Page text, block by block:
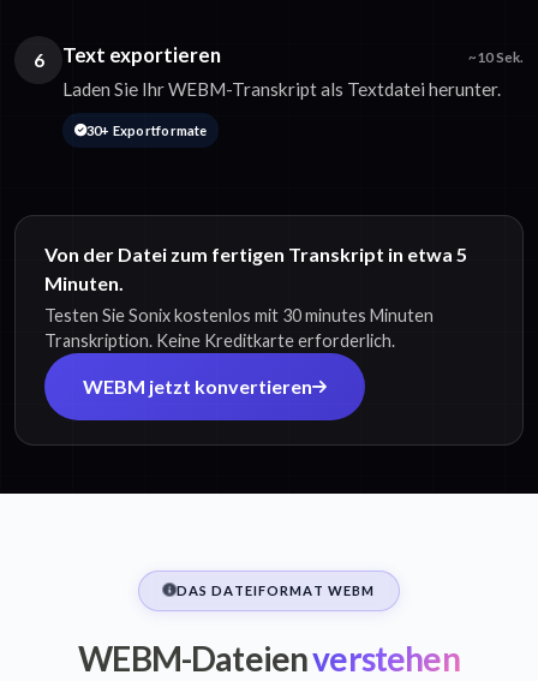
6 Text exportieren ~10 Sek.
Laden Sie Ihr WEBM-Transkript als Textdatei herunter.
30+ Exportformate
Von der Datei zum fertigen Transkript in etwa 5
Minuten.
Testen Sie Sonix kostenlos mit 30 minutes Minuten
Transkription. Keine Kreditkarte erforderlich.
WEBM jetzt konvertieren
DAS DATEIFORMAT WEBM
WEBM-Dateienverstehen